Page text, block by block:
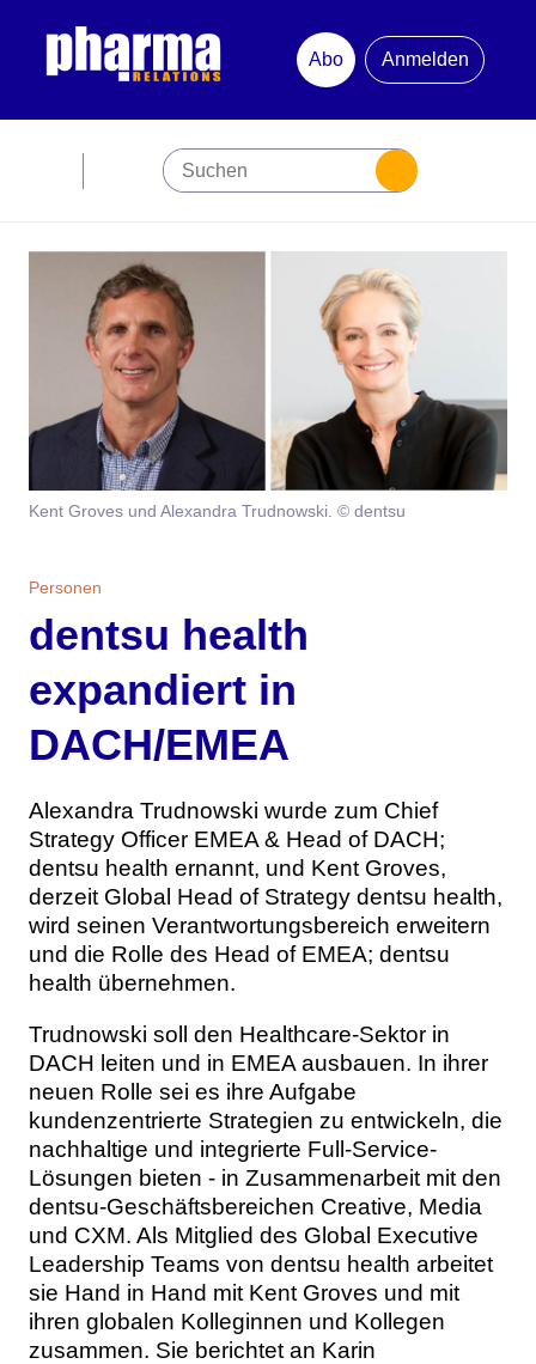
Abo
Anmelden
Premiumpartner
Jubiläum
Newsletter
Mediadaten
Studien
Personen
Aktuelle Ausgabe
Ausgabenarchiv
Über uns
Team
Kent Groves und Alexandra Trudnowski. © dentsu
Personen
dentsu health
expandiert in
DACH/EMEA
Alexandra Trudnowski wurde zum Chief
Strategy Officer EMEA & Head of DACH;
dentsu health ernannt, und Kent Groves,
derzeit Global Head of Strategy dentsu health,
wird seinen Verantwortungsbereich erweitern
und die Rolle des Head of EMEA; dentsu
health übernehmen.
Trudnowski soll den Healthcare-Sektor in
DACH leiten und in EMEA ausbauen. In ihrer
neuen Rolle sei es ihre Aufgabe
kundenzentrierte Strategien zu entwickeln, die
nachhaltige und integrierte Full-Service-
Lösungen bieten - in Zusammenarbeit mit den
dentsu-Geschäftsbereichen Creative, Media
und CXM. Als Mitglied des Global Executive
Leadership Teams von dentsu health arbeitet
sie Hand in Hand mit Kent Groves und mit
ihren globalen Kolleginnen und Kollegen
zusammen. Sie berichtet an Karin